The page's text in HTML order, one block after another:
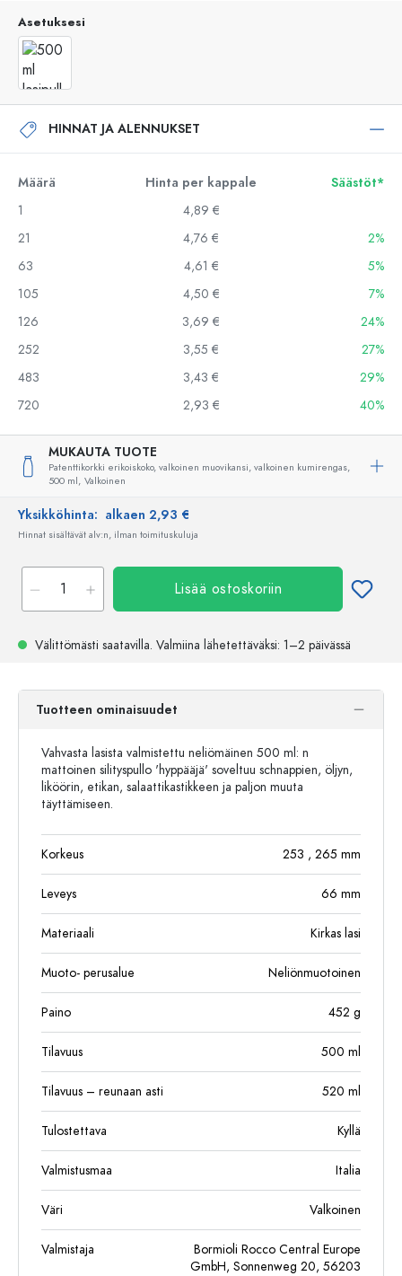
Asetuksesi
HINNAT JA ALENNUKSET
Määrä Hinta per kappale
Säästöt*
1
4,89 €
21
4,76 €
2%
63
4,61 €
5%
105
4,50 €
7%
126
3,69 €
24%
252
3,55 €
27%
483
3,43 €
29%
720
2,93 € 40%
MUKAUTA TUOTE
Patenttikorkki erikoiskoko, valkoinen muovikansi, valkoinen kumirengas,
500 ml, Valkoinen
Yksikköhinta: alkaen 2,93 €
Hinnat sisältävät alv:n, ilman toimituskuluja
Lisää ostoskoriin
Välittömästi saatavilla. Valmiina lähetettäväksi: 1–2 päivässä
Tuotteen ominaisuudet
Vahvasta lasista valmistettu neliömäinen 500 ml: n
mattoinen silityspullo 'hyppääjä' soveltuu schnappien, öljyn,
liköörin, etikan, salaattikastikkeen ja paljon muuta
täyttämiseen.
Korkeus 253 , 265 mm
Leveys 66 mm
Materiaali Kirkas lasi
Muoto- perusalue Neliönmuotoinen
Paino 452 g
Tilavuus 500 ml
Tilavuus – reunaan asti 520 ml
Tulostettava Kyllä
Valmistusmaa Italia
Väri Valkoinen
Valmistaja
Bormioli Rocco Central Europe
GmbH, Sonnenweg 20, 56203